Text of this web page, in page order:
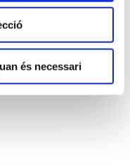
és necessari